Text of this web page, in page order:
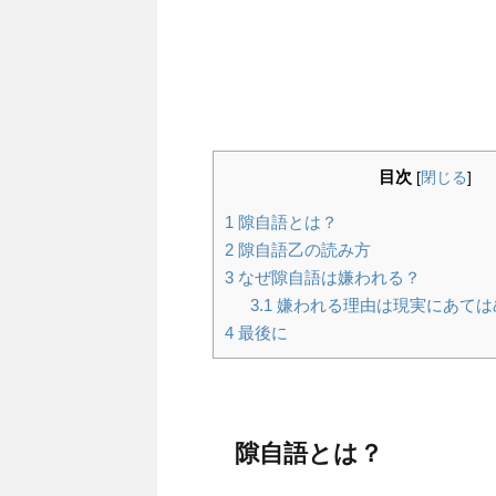
目次 [閉じる]
1 隙自語とは？
2 隙自語乙の読み方
3 なぜ隙自語は嫌われる？
3.1 嫌われる理由は現実にあて
4 最後に
隙自語とは？